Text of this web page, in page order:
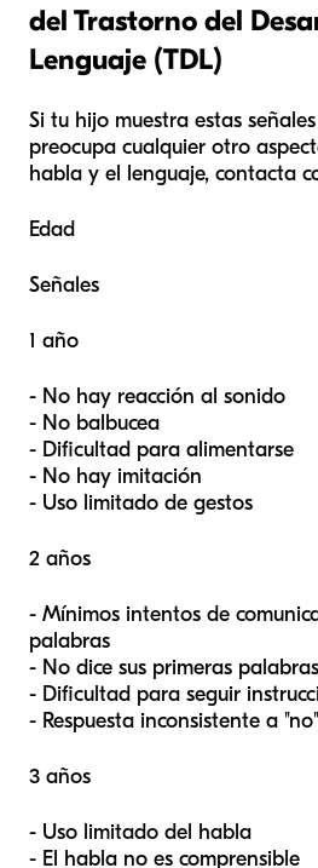
del Trastorno del
Lenguaje (TDL)
Si tu hijo muestra estas
preocupa cualquier otro
habla y el lenguaje, contacta
Edad
Señales
1 año
- No hay reacción al sonido
- No balbucea
- Dificultad para alimentarse
- No hay imitación
- Uso limitado de gestos
2 años
- Mínimos intentos de
palabras
- No dice sus primeras palabras
- Dificultad para seguir
- Respuesta inconsistente a "no"
3 años
- Uso limitado del habla
- El habla no es comprensible